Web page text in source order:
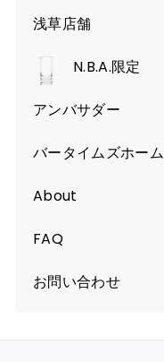
く
を
く
ー
を
開
く
浅草店舗
N.B.A.限定
アンバサダー
バータイムズホーム
About
FAQ
お問い合わせ